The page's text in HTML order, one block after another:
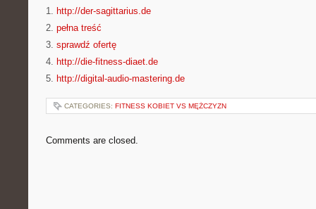
1. http://der-sagittarius.de
2. pełna treść
3. sprawdź ofertę
4. http://die-fitness-diaet.de
5. http://digital-audio-mastering.de
CATEGORIES: FITNESS KOBIET VS MĘŻCZYZN
Comments are closed.